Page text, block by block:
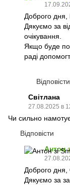
Доброго
Дякуємо за
очікування.
Якщо буде
раді
Відповісти
Світлана
27.08.2025 в
Чи сильно
Відповісти
Антон
Доброго дня,
Дякуємо за